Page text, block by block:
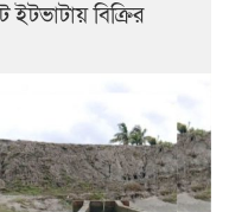
ইটভাটায় বিক্রির